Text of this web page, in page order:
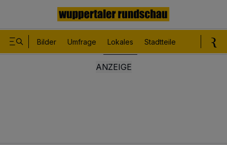
Bilder Umfrage Lokales Stadtteile